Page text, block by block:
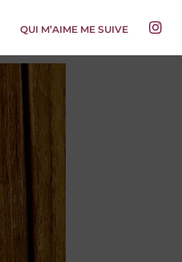
QUI M’AIME ME SUIVE